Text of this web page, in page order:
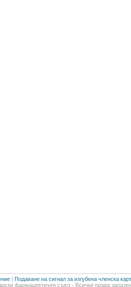
| Подаване на сигнал за изгубена членска
фармацевтичен съюз - Всички права